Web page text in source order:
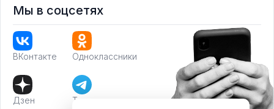
Мы в соцсетях
ВКонтакте Одноклассники
Дзен Телеграм